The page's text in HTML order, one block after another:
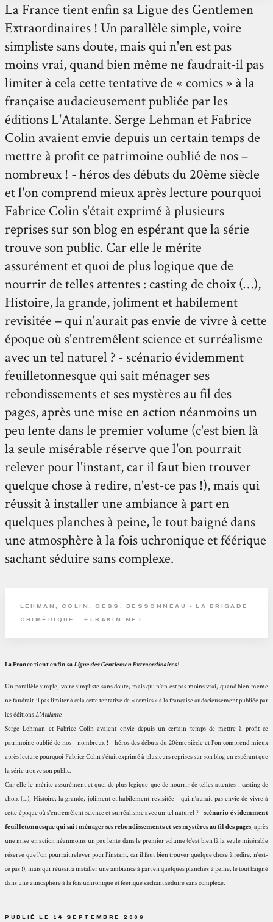
La France tient enfin sa Ligue des Gentlemen
Extraordinaires ! Un parallèle simple, voire
simpliste sans doute, mais qui n'en est pas
moins vrai, quand bien même ne faudrait-il pas
limiter à cela cette tentative de « comics » à la
française audacieusement publiée par les
éditions L'Atalante. Serge Lehman et Fabrice
Colin avaient envie depuis un certain temps de
mettre à profit ce patrimoine oublié de nos –
nombreux ! - héros des débuts du 20ème siècle
et l'on comprend mieux après lecture pourquoi
Fabrice Colin s'était exprimé à plusieurs
reprises sur son blog en espérant que la série
trouve son public. Car elle le mérite
assurément et quoi de plus logique que de
nourrir de telles attentes : casting de choix (…),
Histoire, la grande, joliment et habilement
revisitée – qui n'aurait pas envie de vivre à cette
époque où s'entremêlent science et surréalisme
avec un tel naturel ? - scénario évidemment
feuilletonnesque qui sait ménager ses
rebondissements et ses mystères au fil des
pages, après une mise en action néanmoins un
peu lente dans le premier volume (c'est bien là
la seule misérable réserve que l'on pourrait
relever pour l'instant, car il faut bien trouver
quelque chose à redire, n'est-ce pas !), mais qui
réussit à installer une ambiance à part en
quelques planches à peine, le tout baigné dans
une atmosphère à la fois uchronique et féérique
sachant séduire sans complexe.
LEHMAN, COLIN, GESS, BESSONNEAU - LA BRIGADE
CHIMÉRIQUE - ELBAKIN.NET
La France tient enfin saLigue des Gentlemen Extraordinaires!
Un parallèle simple, voire simpliste sans doute, mais qui n'en est pas moins vrai, quand bien même
ne faudrait-il pas limiter à cela cette tentative de « comics » à la française audacieusement publiée par
les éditionsL'Atalante.
Serge Lehman et Fabrice Colin avaient envie depuis un certain temps de mettre à profit ce
patrimoine oublié de nos – nombreux ! - héros des débuts du 20ème siècle et l'on comprend mieux
après lecture pourquoi Fabrice Colin s'était exprimé à plusieurs reprises sur son blog en espérant que
la série trouve son public.
Car elle le mérite assurément et quoi de plus logique que de nourrir de telles attentes : casting de
choix (…), Histoire, la grande, joliment et habilement revisitée – qui n'aurait pas envie de vivre à
cette époque où s'entremêlent science et surréalisme avec un tel naturel ? -scénario évidemment
feuilletonnesque qui sait ménager ses rebondissements et ses mystères au fil des pages, après
une mise en action néanmoins un peu lente dans le premier volume (c'est bien là la seule misérable
réserve que l'on pourrait relever pour l'instant, car il faut bien trouver quelque chose à redire, n'est-
ce pas !), mais qui réussit à installer une ambiance à part en quelques planches à peine, le tout baigné
dans une atmosphère à la fois uchronique et féérique sachant séduire sans complexe.
PUBLIÉ LE 14 SEPTEMBRE 2009